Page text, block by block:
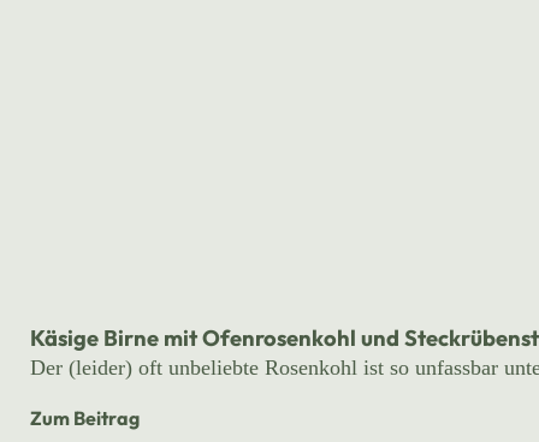
Käsige Birne mit Ofenrosenkohl und
Der (leider) oft unbeliebte Rosenkohl ist so unfassbar
Zum Beitrag